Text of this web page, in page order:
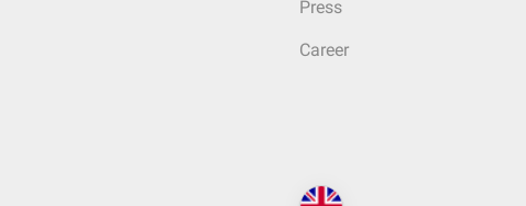
Press
Career